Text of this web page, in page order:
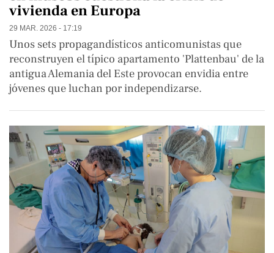
vivienda en Europa
29 MAR. 2026 - 17:19
Unos sets propagandísticos anticomunistas que
reconstruyen el típico apartamento 'Plattenbau' de la
antigua Alemania del Este provocan envidia entre
jóvenes que luchan por independizarse.